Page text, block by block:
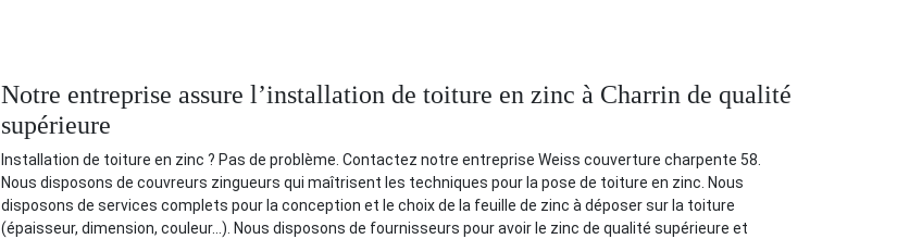
Notre entreprise assure l’installation de toiture en zinc à Charrin de qualité
supérieure
Installation de toiture en zinc ? Pas de problème. Contactez notre entreprise Weiss couverture charpente 58.
Nous disposons de couvreurs zingueurs qui maîtrisent les techniques pour la pose de toiture en zinc. Nous
disposons de services complets pour la conception et le choix de la feuille de zinc à déposer sur la toiture
(épaisseur, dimension, couleur…). Nous disposons de fournisseurs pour avoir le zinc de qualité supérieure et